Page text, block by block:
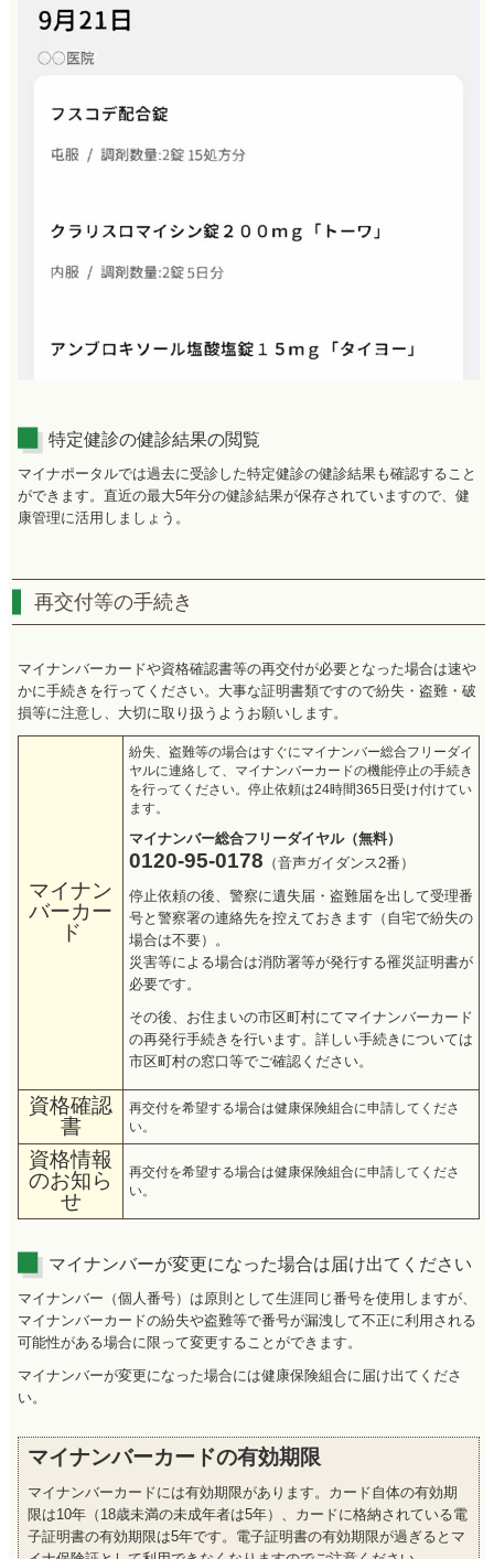
特定健診の健診結果の閲覧
マイナポータルでは過去に受診した特定健診の健診結果も確認すること
ができます。直近の最大5年分の健診結果が保存されていますので、健
康管理に活用しましょう。
再交付等の手続き
マイナンバーカードや資格確認書等の再交付が必要となった場合は速や
かに手続きを行ってください。大事な証明書類ですので紛失・盗難・破
損等に注意し、大切に取り扱うようお願いします。
マイナン
バーカー
ド
紛失、盗難等の場合はすぐにマイナンバー総合フリーダイ
ヤルに連絡して、マイナンバーカードの機能停止の手続き
を行ってください。停止依頼は24時間365日受け付けてい
ます。
マイナンバー総合フリーダイヤル（無料）
0120-95-0178 （音声ガイダンス2番）
停止依頼の後、警察に遺失届・盗難届を出して受理番
号と警察署の連絡先を控えておきます（自宅で紛失の
場合は不要）。
災害等による場合は消防署等が発行する罹災証明書が
必要です。
その後、お住まいの市区町村にてマイナンバーカード
の再発行手続きを行います。詳しい手続きについては
市区町村の窓口等でご確認ください。
資格確認
書
再交付を希望する場合は健康保険組合に申請してくださ
い。
資格情報
のお知ら
せ
再交付を希望する場合は健康保険組合に申請してくださ
い。
マイナンバーが変更になった場合は届け出てください
マイナンバー（個人番号）は原則として生涯同じ番号を使用しますが、
マイナンバーカードの紛失や盗難等で番号が漏洩して不正に利用される
可能性がある場合に限って変更することができます。
マイナンバーが変更になった場合には健康保険組合に届け出てくださ
い。
マイナンバーカードの有効期限
マイナンバーカードには有効期限があります。カード自体の有効期
限は10年（18歳未満の未成年者は5年）、カードに格納されている電
子証明書の有効期限は5年です。電子証明書の有効期限が過ぎるとマ